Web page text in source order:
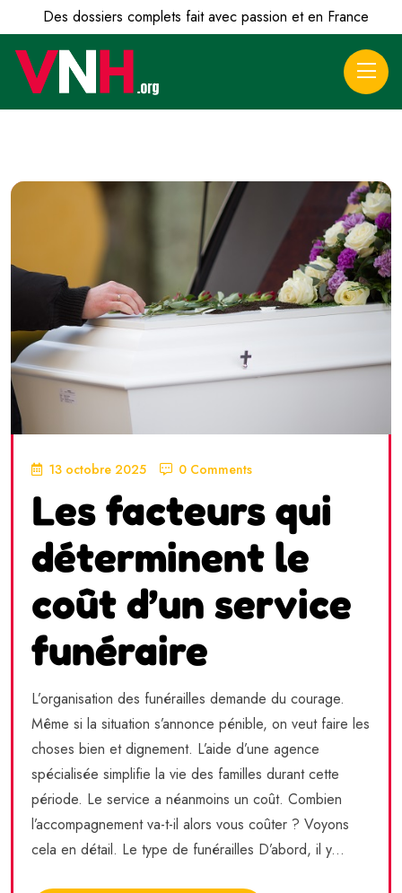
Des dossiers complets fait avec passion et en France
13 octobre 2025 0 Comments
Les facteurs qui
déterminent le
coût d’un service
funéraire
L’organisation des funérailles demande du courage.
Même si la situation s’annonce pénible, on veut faire les
choses bien et dignement. L’aide d’une agence
spécialisée simplifie la vie des familles durant cette
période. Le service a néanmoins un coût. Combien
l’accompagnement va-t-il alors vous coûter ? Voyons
cela en détail. Le type de funérailles D’abord, il y...